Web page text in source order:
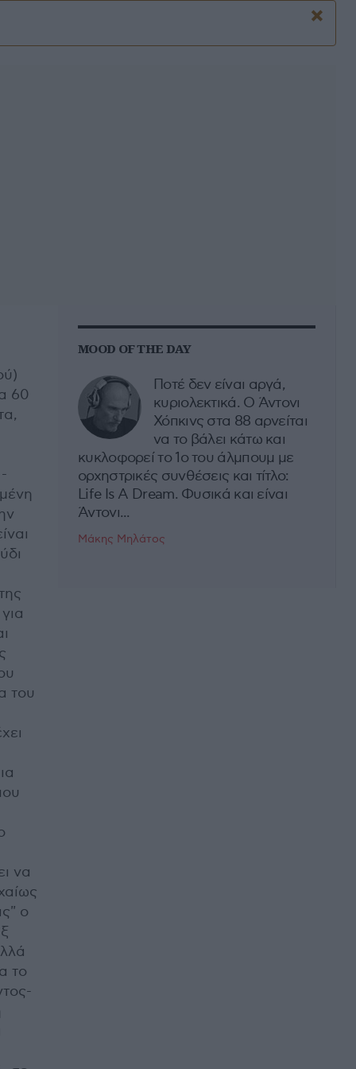
×
60
του
να
ο
το
MOOD OF THE DAY
Ποτέ δεν είναι αργά,
κυριολεκτικά. Ο Άντονι
Χόπκινς στα 88 αρνείται
να το βάλει κάτω και
κυκλοφορεί το 1ο του άλμπουμ με
ορχηστρικές συνθέσεις και τίτλο:
Life Is A Dream. Φυσικά και είναι
Άντονι...
Μάκης Μηλάτος